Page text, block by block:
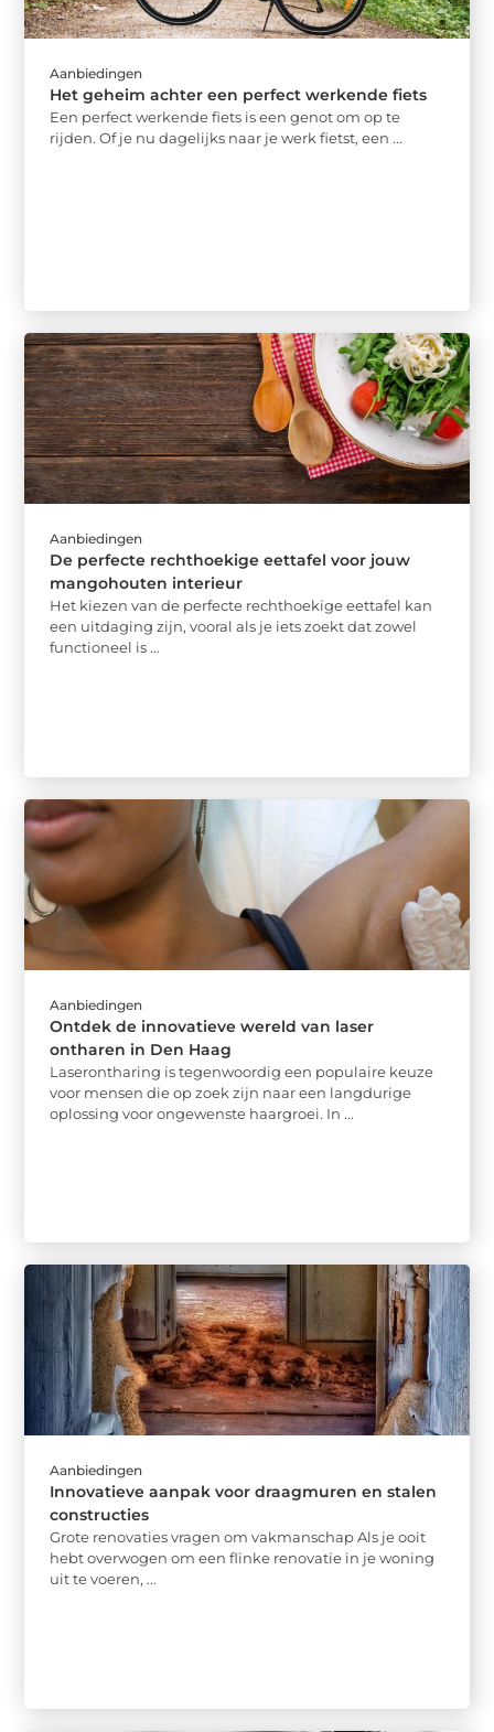
Aanbiedingen
Het geheim achter een perfect werkende fiets
Een perfect werkende fiets is een genot om op te
rijden. Of je nu dagelijks naar je werk fietst, een ...
Aanbiedingen
De perfecte rechthoekige eettafel voor jouw
mangohouten interieur
Het kiezen van de perfecte rechthoekige eettafel kan
een uitdaging zijn, vooral als je iets zoekt dat zowel
functioneel is ...
Aanbiedingen
Ontdek de innovatieve wereld van laser
ontharen in Den Haag
Laserontharing is tegenwoordig een populaire keuze
voor mensen die op zoek zijn naar een langdurige
oplossing voor ongewenste haargroei. In ...
Aanbiedingen
Innovatieve aanpak voor draagmuren en stalen
constructies
Grote renovaties vragen om vakmanschap Als je ooit
hebt overwogen om een flinke renovatie in je woning
uit te voeren, ...